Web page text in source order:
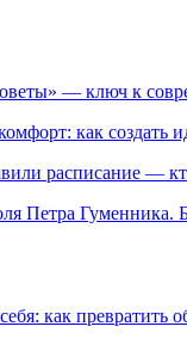
— ключ к
как создать
расписание —
Петра Гуменника.
как превратить